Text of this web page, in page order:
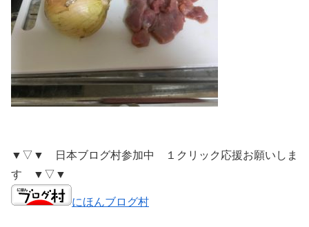
▼▽▼ 日本ブログ村参加中 １クリック応援お願いしま
す ▼▽▼
にほんブログ村